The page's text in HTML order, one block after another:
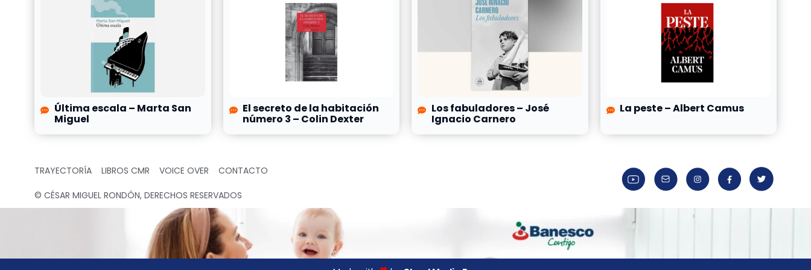
Última escala – Marta San
Miguel
El secreto de la habitación
número 3 – Colin Dexter
Los fabuladores – José
Ignacio Carnero
La peste – Albert Camus
TRAYECTORÍA LIBROS CMR VOICE OVER CONTACTO
© CÉSAR MIGUEL RONDÓN, DERECHOS RESERVADOS